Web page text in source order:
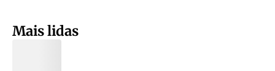
Mais lidas